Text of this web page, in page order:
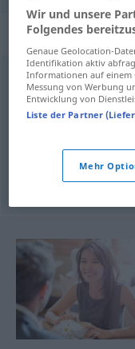
verräterisch,
hinterhältig
ausgekocht
Wir und unsere
Folgendes
Genaue Geolocation-
Identifikation aktiv
Informationen auf einem
Messung von Werbung
Entwicklung von
Liste der Partner
Mehr